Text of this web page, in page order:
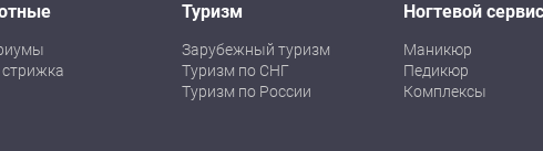
Туризм
Зарубежный туризм
Туризм по СНГ
Туризм по России
Ногтевой сервис
Маникюр
Педикюр
Комплексы